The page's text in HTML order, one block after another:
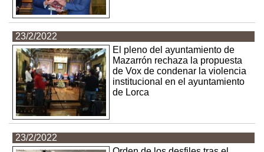
23/2/2022
El pleno del ayuntamiento de
Mazarrón rechaza la propuesta
de Vox de condenar la violencia
institucional en el ayuntamiento
de Lorca
23/2/2022